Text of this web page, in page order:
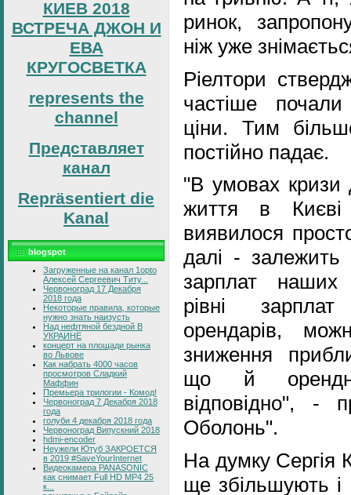
КИЕВ 2018
ВСТРЕЧА ДЖОН И
ЕВА
КРУГОСВЕТКА
represents the
channel
Представляет
канал
Repräsentiert die
Kanal
blogspot
Загруженные на канал 1opto
Алексей Сергеевич Титу...
Червоноград 17 Декабря
2018 года
Некоторые правила, которые
нужно знать наизусть
Над нефтяной бездной В
УКРАИНЕ
концерт на площади рынка
во Львове
Как набрать 4000 часов
просмотров Сладкий
Маффин
Премьера трилогии - Комод!
Червоноград 7 Декабря 2018
года
голуби 4 декабря 2018 года
Червоноград Випускний 2018
hdmi-encoder
Неужели Ютуб ЗАКРОЕТСЯ
в 2019 #SaveYourInternet
Видеокамера PANASONIC
как снимает Full HD MP4 25
к...
ринок,
ніж уже
Ріелтори
частіше
ціни. Тим
постійно падає.
"В умовах кризи
життя в
виявилося
далі - залежить
зарплат наших
рівні зарплат
орендарів,
зниження
що й
відповідно", -
Оболонь".
На думку Сергія
ще збільшують і